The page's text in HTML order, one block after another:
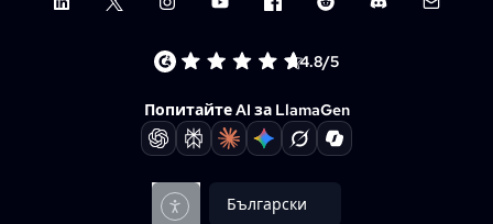
LinkedInX (Twitter)InstagramYouTubeFacebook group
Reddit DiscordEmail
4.8/5
Попитайте AI за LlamaGen
Български